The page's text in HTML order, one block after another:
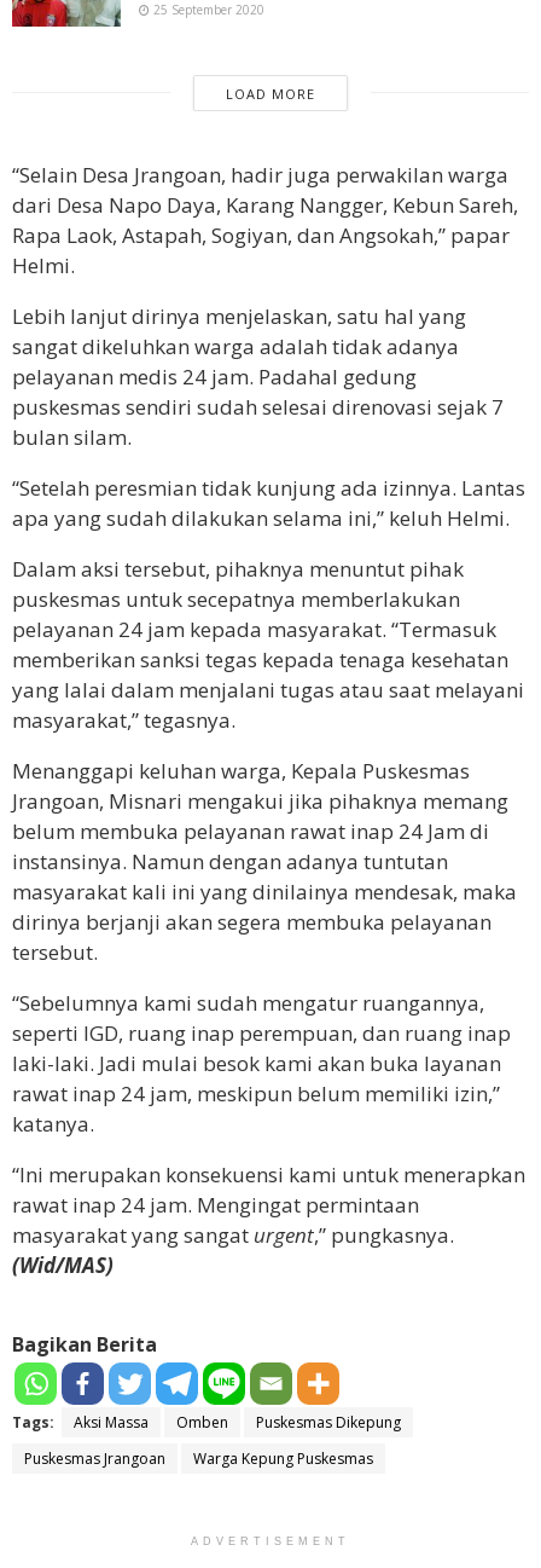
25 September 2020
LOAD MORE
“Selain Desa Jrangoan, hadir juga perwakilan warga
dari Desa Napo Daya, Karang Nangger, Kebun Sareh,
Rapa Laok, Astapah, Sogiyan, dan Angsokah,” papar
Helmi.
Lebih lanjut dirinya menjelaskan, satu hal yang
sangat dikeluhkan warga adalah tidak adanya
pelayanan medis 24 jam. Padahal gedung
puskesmas sendiri sudah selesai direnovasi sejak 7
bulan silam.
“Setelah peresmian tidak kunjung ada izinnya. Lantas
apa yang sudah dilakukan selama ini,” keluh Helmi.
Dalam aksi tersebut, pihaknya menuntut pihak
puskesmas untuk secepatnya memberlakukan
pelayanan 24 jam kepada masyarakat. “Termasuk
memberikan sanksi tegas kepada tenaga kesehatan
yang lalai dalam menjalani tugas atau saat melayani
masyarakat,” tegasnya.
Menanggapi keluhan warga, Kepala Puskesmas
Jrangoan, Misnari mengakui jika pihaknya memang
belum membuka pelayanan rawat inap 24 Jam di
instansinya. Namun dengan adanya tuntutan
masyarakat kali ini yang dinilainya mendesak, maka
dirinya berjanji akan segera membuka pelayanan
tersebut.
“Sebelumnya kami sudah mengatur ruangannya,
seperti IGD, ruang inap perempuan, dan ruang inap
laki-laki. Jadi mulai besok kami akan buka layanan
rawat inap 24 jam, meskipun belum memiliki izin,”
katanya.
“Ini merupakan konsekuensi kami untuk menerapkan
rawat inap 24 jam. Mengingat permintaan
masyarakat yang sangat urgent,” pungkasnya.
(Wid/MAS)
Bagikan Berita
Tags: Aksi Massa Omben
Puskesmas Dikepung
Puskesmas Jrangoan
Warga Kepung Puskesmas
ADVERTISEMENT